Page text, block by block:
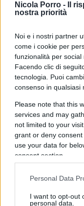
Nicola Porro -
Il
nostra priorità
Noi e i nostri partner
come i cookie per
funzionalità per social
Facendo clic di
tecnologia. Puoi
consenso in qualsiasi
Please note that this
services and may
not limited to your
grant or deny
use your data for
consent section.
Personal Data
I want to opt-out
personal data.
amministrazione
l’errore
cittadini.
Perché chi
firmare senza
poter dormire
che qualcuno
vengono spesi i
probabilmente,